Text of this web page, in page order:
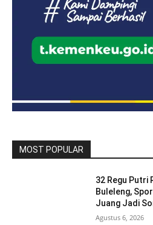
MOST POPULAR
32 Regu Putri
Buleleng,
Juang Jadi
Agustus 6, 2026